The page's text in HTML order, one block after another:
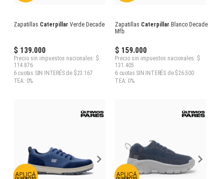
Zapatillas Caterpillar Verde Decade
$ 139.000
Precio sin impuestos nacionales: $
114.876
6 cuotas SIN INTERÉS de $23.167
TEA: 0%
Zapatillas Caterpillar Blanco Decade
Mfb
$ 159.000
Precio sin impuestos nacionales: $
131.405
6 cuotas SIN INTERÉS de $26.500
TEA: 0%